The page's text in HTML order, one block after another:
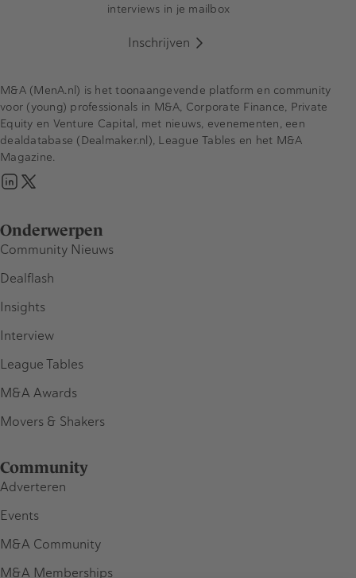
interviews in je mailbox
Inschrijven
Onderwerpen
Community Nieuws
Dealflash
Insights
Interview
League Tables
M&A Awards
Movers & Shakers
Community
Adverteren
Events
M&A Community
M&A Memberships
M&A (MenA.nl) is het toonaangevende platform en community
voor (young) professionals in M&A, Corporate Finance, Private
Equity en Venture Capital, met nieuws, evenementen, een
dealdatabase (Dealmaker.nl), League Tables en het M&A
Magazine.